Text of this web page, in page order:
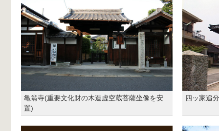
亀翁寺(重要文化財の木造虚空蔵菩薩坐像を安
置)
四ッ家追